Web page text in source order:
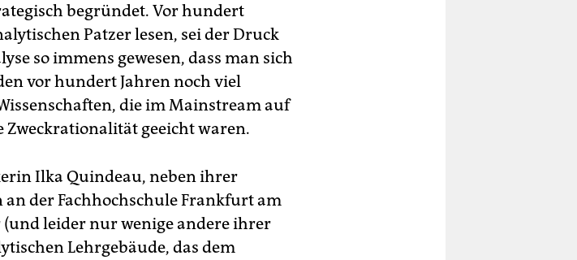
begründet. Vor hundert
Patzer lesen, sei der Druck
so immens gewesen, dass man sich
vor hundert Jahren noch viel
die im Mainstream auf
Zweckrationalität geeicht waren.
Ilka Quindeau, neben ihrer
der Fachhochschule Frankfurt am
leider nur wenige andere ihrer
Lehrgebäude, das dem